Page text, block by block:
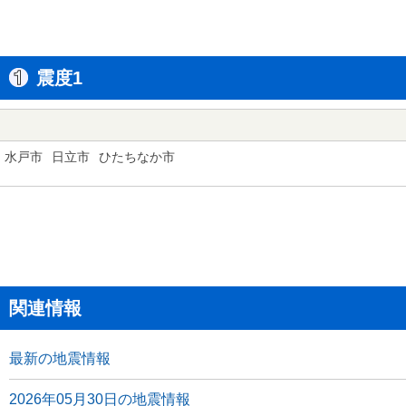
震度1
水戸市 日立市 ひたちなか市
関連情報
最新の地震情報
2026年05月30日の地震情報